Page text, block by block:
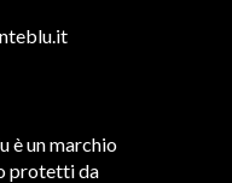
è un marchio
protetti da